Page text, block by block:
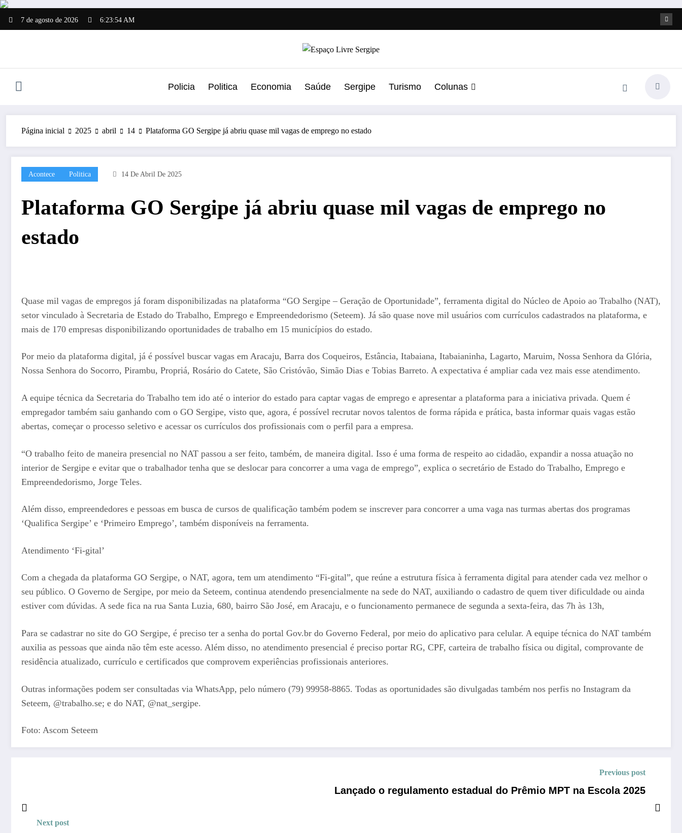
Pular
para
o
7 de agosto de 2026 6:23:54 AM
Policia Politica Economia Saúde Sergipe Turismo Colunas
Página inicial 2025 abril 14 Plataforma GO Sergipe já abriu quase mil vagas de emprego no estado
Acontece Politica 14 De Abril De 2025
Plataforma GO Sergipe já abriu quase mil vagas de emprego no
estado
Quase mil vagas de empregos já foram disponibilizadas na plataforma “GO Sergipe – Geração de Oportunidade”, ferramenta digital do Núcleo de Apoio ao Trabalho (NAT),
setor vinculado à Secretaria de Estado do Trabalho, Emprego e Empreendedorismo (Seteem). Já são quase nove mil usuários com currículos cadastrados na plataforma, e
mais de 170 empresas disponibilizando oportunidades de trabalho em 15 municípios do estado.
Por meio da plataforma digital, já é possível buscar vagas em Aracaju, Barra dos Coqueiros, Estância, Itabaiana, Itabaianinha, Lagarto, Maruim, Nossa Senhora da Glória,
Nossa Senhora do Socorro, Pirambu, Propriá, Rosário do Catete, São Cristóvão, Simão Dias e Tobias Barreto. A expectativa é ampliar cada vez mais esse atendimento.
A equipe técnica da Secretaria do Trabalho tem ido até o interior do estado para captar vagas de emprego e apresentar a plataforma para a iniciativa privada. Quem é
empregador também saiu ganhando com o GO Sergipe, visto que, agora, é possível recrutar novos talentos de forma rápida e prática, basta informar quais vagas estão
abertas, começar o processo seletivo e acessar os currículos dos profissionais com o perfil para a empresa.
“O trabalho feito de maneira presencial no NAT passou a ser feito, também, de maneira digital. Isso é uma forma de respeito ao cidadão, expandir a nossa atuação no
interior de Sergipe e evitar que o trabalhador tenha que se deslocar para concorrer a uma vaga de emprego”, explica o secretário de Estado do Trabalho, Emprego e
Empreendedorismo, Jorge Teles.
Além disso, empreendedores e pessoas em busca de cursos de qualificação também podem se inscrever para concorrer a uma vaga nas turmas abertas dos programas
‘Qualifica Sergipe’ e ‘Primeiro Emprego’, também disponíveis na ferramenta.
Atendimento ‘Fi-gital’
Com a chegada da plataforma GO Sergipe, o NAT, agora, tem um atendimento “Fi-gital”, que reúne a estrutura física à ferramenta digital para atender cada vez melhor o
seu público. O Governo de Sergipe, por meio da Seteem, continua atendendo presencialmente na sede do NAT, auxiliando o cadastro de quem tiver dificuldade ou ainda
estiver com dúvidas. A sede fica na rua Santa Luzia, 680, bairro São José, em Aracaju, e o funcionamento permanece de segunda a sexta-feira, das 7h às 13h,
Para se cadastrar no site do GO Sergipe, é preciso ter a senha do portal Gov.br do Governo Federal, por meio do aplicativo para celular. A equipe técnica do NAT também
auxilia as pessoas que ainda não têm este acesso. Além disso, no atendimento presencial é preciso portar RG, CPF, carteira de trabalho física ou digital, comprovante de
residência atualizado, currículo e certificados que comprovem experiências profissionais anteriores.
Outras informações podem ser consultadas via WhatsApp, pelo número (79) 99958-8865. Todas as oportunidades são divulgadas também nos perfis no Instagram da
Seteem, @trabalho.se; e do NAT, @nat_sergipe.
Foto: Ascom Seteem
Previous post
Lançado o regulamento estadual do Prêmio MPT na Escola 2025
Next post